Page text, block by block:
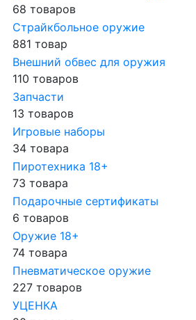
68 товаров
Страйкбольное оружие
881 товар
Внешний обвес для оружия
110 товаров
Запчасти
13 товаров
Игровые наборы
34 товара
Пиротехника 18+
73 товара
Подарочные сертификаты
6 товаров
Оружие 18+
74 товара
Пневматическое оружие
227 товаров
УЦЕНКА